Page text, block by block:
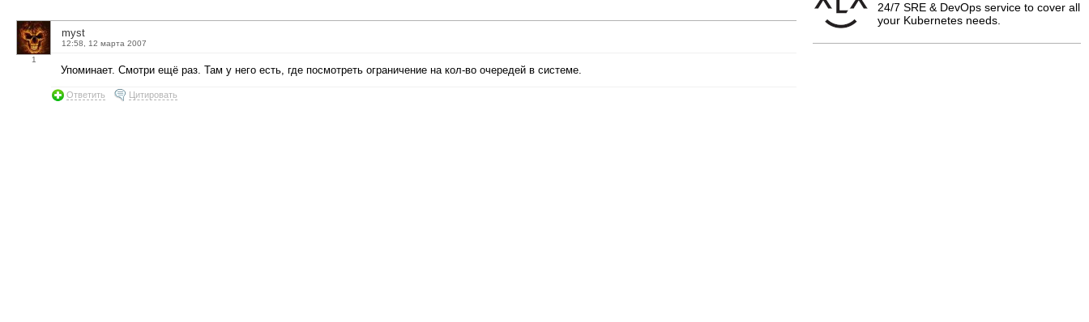
1
myst
12:58, 12 марта 2007
Упоминает. Смотри ещё раз. Там у него есть, где посмотреть ограничение на кол-во очередей в системе.
Ответить Цитировать
24/7 SRE & DevOps service to cover all
your Kubernetes needs.